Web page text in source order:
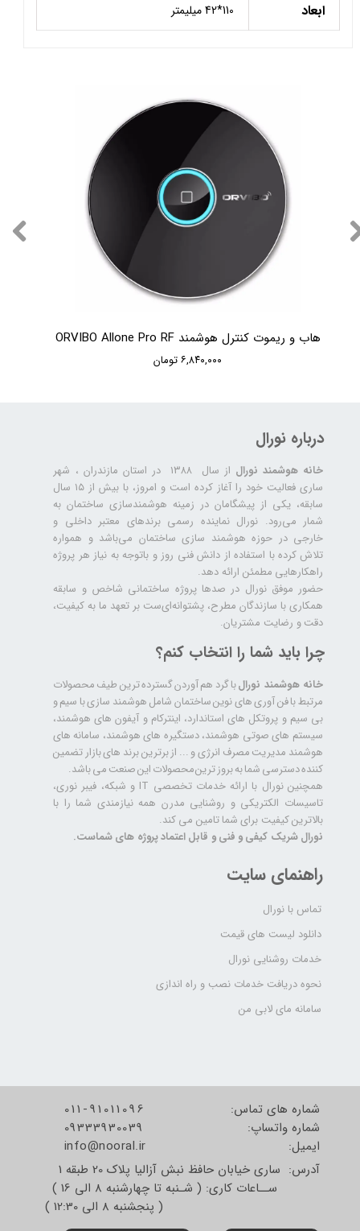
ابعاد 110*42 میلیمتر
هاب و ریموت کنترل هوشمند ORVIBO Allone Pro RF
۶,۸۴۰,۰۰۰ تومان
درباره نورال
خانه هوشمند نورال
از سال ۱۳۸۸ در استان مازندران ، شهر
ساری فعالیت خود را آغاز کرده است و امروز، با بیش از ۱۵ سال
سابقه، یکی از پیشگامان در زمینه هوشمندسازی ساختمان به
شمار می‌رود. نورال نماینده رسمی برندهای معتبر داخلی و
خارجی در حوزه هوشمند سازی ساختمان می‌باشد و همواره
تلاش کرده با استفاده از دانش فنی روز و باتوجه به نیاز هر پروژه
راهکارهایی مطمئن ارائه دهد.
حضور موفق نورال در صدها پروژه‌ ساختمانی شاخص و سابقه
همکاری با سازندگان مطرح، پشتوانه‌ای‌ست بر تعهد ما به کیفیت،
دقت و رضایت مشتریان.
راهنمای سایت
تماس با نورال
دانلود لیست های قیمت
خدمات روشنایی نورال
نحوه دریافت خدمات نصب و راه اندازی
سامانه مای لابی من
چرا باید شما را انتخاب کنم؟
خانه هوشمند نورالبا گرد هم آوردن گسترده ترین طیف محصولات
مرتبط با فن آوری های نوین ساختمان شامل هوشمند سازی با سیم و
بی سیم و پروتکل های استاندارد، اینترکام و آیفون های هوشمند،
سیستم های صوتی هوشمند، دستگیره های هوشمند، سامانه های
هوشمند مدیریت مصرف انرژی و ... از برترین برند های بازار تضمین
کننده دسترسی شما به بروز ترین محصولات این صنعت می باشد.
همچنین نورال با ارائه خدمات تخصصی IT و شبکه، فیبر نوری،
تاسیسات الکتریکی و روشنایی مدرن همه نیازمندی شما را با
بالاترین کیفیت برای شما تامین می کند.
نورال شریک کیفی و فنی و قابل اعتماد پروژه های شماست.
شماره های تماس:
شماره واتساپ:
​​​​​​​ایمیل:
011-91011096
09333930039
info@nooral.ir
آدرس: ساری خیابان حافظ نبش آزالیا پلاک 20 طبقه 1
ســاعات کاری: ( شـنبه تا چهارشنبه 8 الی 16 )
( پنجشنبه 8 الی 12:30 )